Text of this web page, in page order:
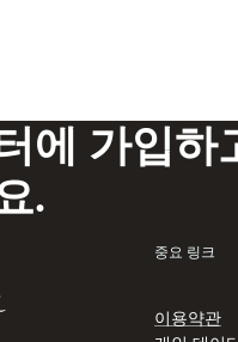
에 가입하
.
중요 링크
이용약관